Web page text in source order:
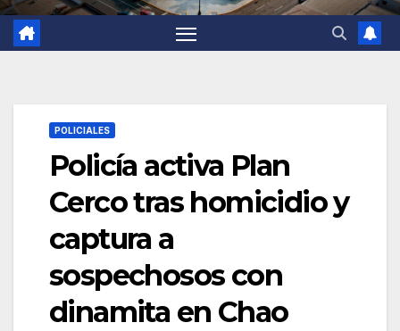
POLICIALES
Policía activa Plan
Cerco tras homicidio y
captura a
sospechosos con
dinamita en Chao